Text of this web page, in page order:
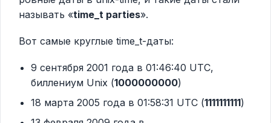
называть «time_t parties».
Вот самые круглые time_t-даты:
9 сентября 2001 года в 01:46:40 UTC,
биллениум Unix (1000000000)
18 марта 2005 года в 01:58:31 UTC (1111111111)